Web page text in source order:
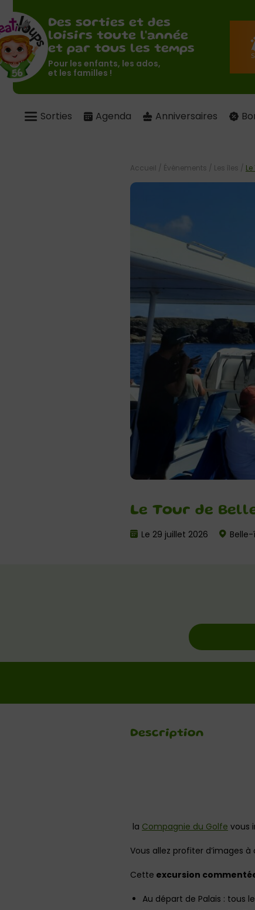
Des sorties et des
loisirs toute l'année
et par tous les temps
Pour les enfants, les ados,
et les familles !
Sorties Agenda Anniversaires
Le Tour de
Le 29 juillet 2026
Accueil / Évènements / Les îles /
Description
la Compagnie du Golfe vous
Vous allez profiter d’images
Cette excursion
Au départ de Palais : tous